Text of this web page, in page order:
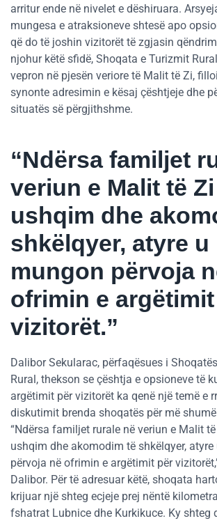
arritur ende në nivelet e dëshiruara.
mungesa e atraksioneve shtesë apo
që do të joshin vizitorët të zgjasin
njohur këtë sfidë, Shoqata e Turizmit
vepron në pjesën veriore të Malit të Zi,
synonte adresimin e kësaj çështjeje dhe
situatës së përgjithshme.
“Ndërsa familjet
veriun e Malit të
ushqim dhe
shkëlqyer, atyre u
mungon përvoja
ofrimin e
vizitorët.”
Dalibor Sekularac, përfaqësues i
Rural, thekson se çështja e opsioneve të
argëtimit për vizitorët ka qenë një temë e
diskutimit brenda shoqatës për më
“Ndërsa familjet rurale në veriun e Malit
ushqim dhe akomodim të shkëlqyer,
përvoja në ofrimin e argëtimit për
Dalibor. Për të adresuar këtë, shoqata
krijuar një shteg ecjeje prej nëntë
fshatrat Lubnice dhe Kurkikuce. Ky shteg